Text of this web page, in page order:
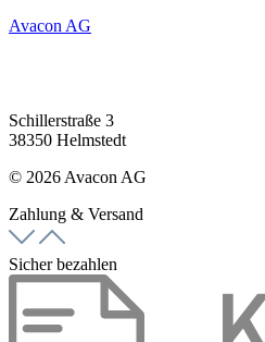
Avacon AG
Schillerstraße 3
38350 Helmstedt
© 2026 Avacon AG
Zahlung & Versand
Sicher bezahlen